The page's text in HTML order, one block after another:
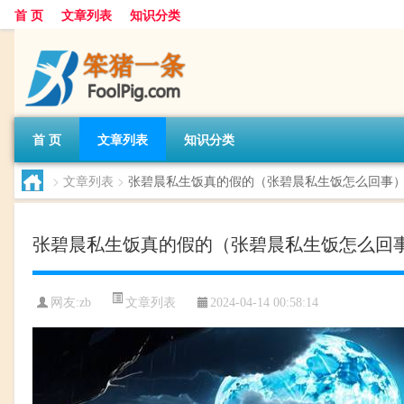
首 页 文章列表 知识分类
首 页 文章列表 知识分类
> 文章列表 > 张碧晨私生饭真的假的（张碧晨私生饭怎么回事
张碧晨私生饭真的假的（张碧晨私生饭怎么回
网友:zb 文章列表 2024-04-14 00:58:14